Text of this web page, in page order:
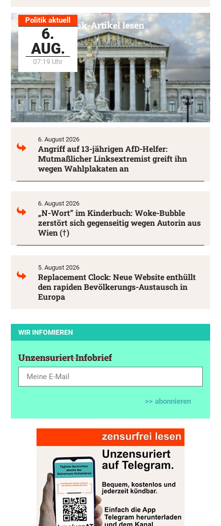
Politik aktuell
6.
AUG.
07:19 Uhr
Alle Politik-Artikel lesen
6. August 2026
Angriff auf 13-jährigen AfD-Helfer:
Mutmaßlicher Linksextremist greift ihn
wegen Wahlplakaten an
6. August 2026
„N-Wort” im Kinderbuch: Woke-Bubble
zerstört sich gegenseitig wegen Autorin aus
Wien (†)
5. August 2026
Replacement Clock: Neue Website enthüllt
den rapiden Bevölkerungs-Austausch in
Europa
WIR INFOMIEREN
Unzensuriert Infobrief
>> abonnieren